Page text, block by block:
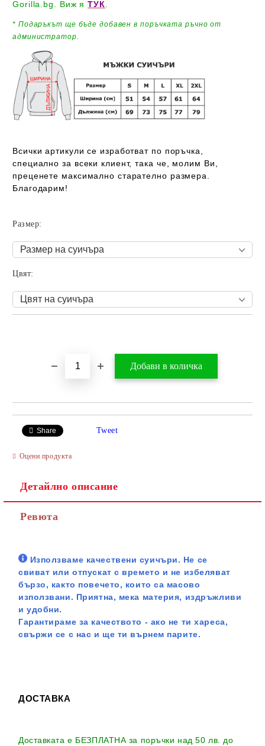
Gorilla.bg. Виж яТУК
* Подаръкът ще бъде добавен в поръчката ръчно от
администратор.
Всички артикули се изработват по поръчка,
специално за всеки клиент, така че, молим Ви,
преценете максимално старателно размера.
Благодарим!
Размер:
Цвят:
Share Tweet
Оцени продукта
Детайлно описание
Ревюта
Използваме качествени суичъри. Не се
свиват или отпускат с времето и не избеляват
бързо, както повечето, които са масово
използвани. Приятна, мека материя, издръжливи
и удобни.
Гарантираме за качеството - ако не ти хареса,
свържи се с нас и ще ти върнем парите.
ДОСТАВКА
Доставката е БЕЗПЛАТНА за поръчки над 50 лв. до